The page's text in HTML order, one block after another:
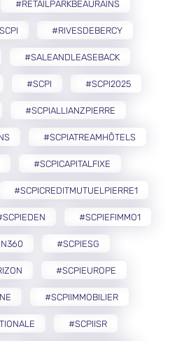
#RETAILPARKBEAURAINS
#RIVESDEBERCY
#SALEANDLEASEBACK
#SCPI #SCPI2025
#SCPIALLIANZPIERRE
#SCPIATREAMHÔTELS
#SCPICAPITALFIXE
#SCPICREDITMUTUELPIERRE1
#SCPIEFIMMO1
#SCPIESG
#SCPIEUROPE
#SCPIIMMOBILIER
#SCPIISR